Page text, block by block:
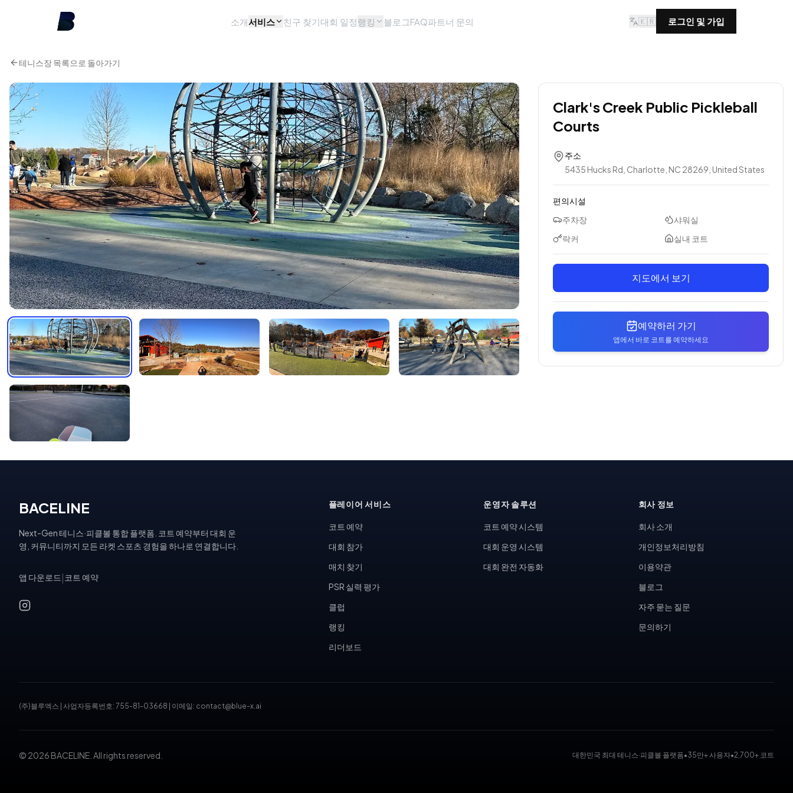
소개서비스 친구 찾기대회 일정랭킹 블로그FAQ파트너 문의 🇰🇷 로그인 및 가입
테니스장 목록으로 돌아가기
Clark's Creek Public Pickleball
Courts
주소
5435 Hucks Rd, Charlotte, NC 28269, United States
편의시설
주차장
샤워실
락커
실내 코트
지도에서 보기
예약하러 가기
앱에서 바로 코트를 예약하세요
BACELINE
Next-Gen 테니스·피클볼 통합 플랫폼. 코트 예약부터 대회 운
영, 커뮤니티까지 모든 라켓 스포츠 경험을 하나로 연결합니다.
앱 다운로드 코트 예약
플레이어 서비스
코트 예약
대회 참가
매치 찾기
PSR 실력 평가
클럽
랭킹
리더보드
운영자 솔루션
코트 예약 시스템
대회 운영 시스템
대회 완전 자동화
회사 정보
회사 소개
개인정보처리방침
이용약관
블로그
자주 묻는 질문
문의하기
(주)블루엑스 사업자등록번호: 755-81-03668 이메일: contact@blue-x.ai
© 2026 BACELINE. All rights reserved. 대한민국 최대 테니스·피클볼 플랫폼•35만+ 사용자•2,700+ 코트